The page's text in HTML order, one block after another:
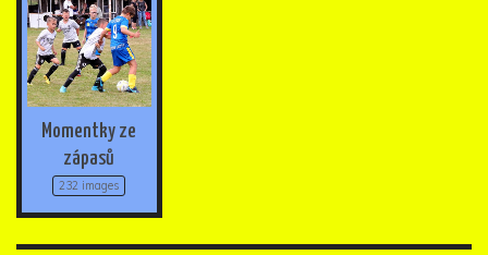
Momentky ze
zápasů
232 images